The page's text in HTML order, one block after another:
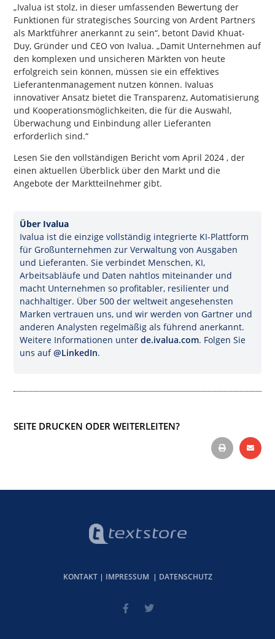
„Ivalua ist stolz, in dieser umfassenden Bewertung der
Funktionen für strategisches Sourcing von Ardent Partners
als Marktführer anerkannt zu sein“, betont David Khuat-
Duy, Gründer und CEO von Ivalua. „Damit Unternehmen auf
den komplexen und unsicheren Märkten von heute
erfolgreich sein können, müssen sie ein effektives
Lieferantenmanagement nutzen können. Ivaluas
innovativer Ansatz bietet die Transparenz, Automatisierung
und Kooperationsmöglichkeiten, die für die Auswahl,
Überwachung und Einbindung aller Lieferanten
erforderlich sind.“
Lesen Sie den vollständigen Bericht vom April 2024 , der
einen aktuellen Überblick über den Markt und die
Angebote der Marktteilnehmer gibt.
Über Ivalua
Ivalua ist die einzige vollständig integrierte KI-Plattform
für Großunternehmen zur Verwaltung von Ausgaben
und Lieferanten. Sie verbindet Menschen, KI,
Arbeitsabläufe und Daten nahtlos miteinander und
macht Unternehmen so profitabler, resilienter und
nachhaltiger. Über 500 der weltweit angesehensten
Marken vertrauen uns, und wir werden von Gartner und
anderen Analysten regelmäßig als führend anerkannt.
Weitere Informationen unter de.ivalua.com. Folgen Sie
uns auf@LinkedIn.
SEITE DRUCKEN ODER WEITERLEITEN?
KONTAKT| IMPRESSUM | DATENSCHUTZ